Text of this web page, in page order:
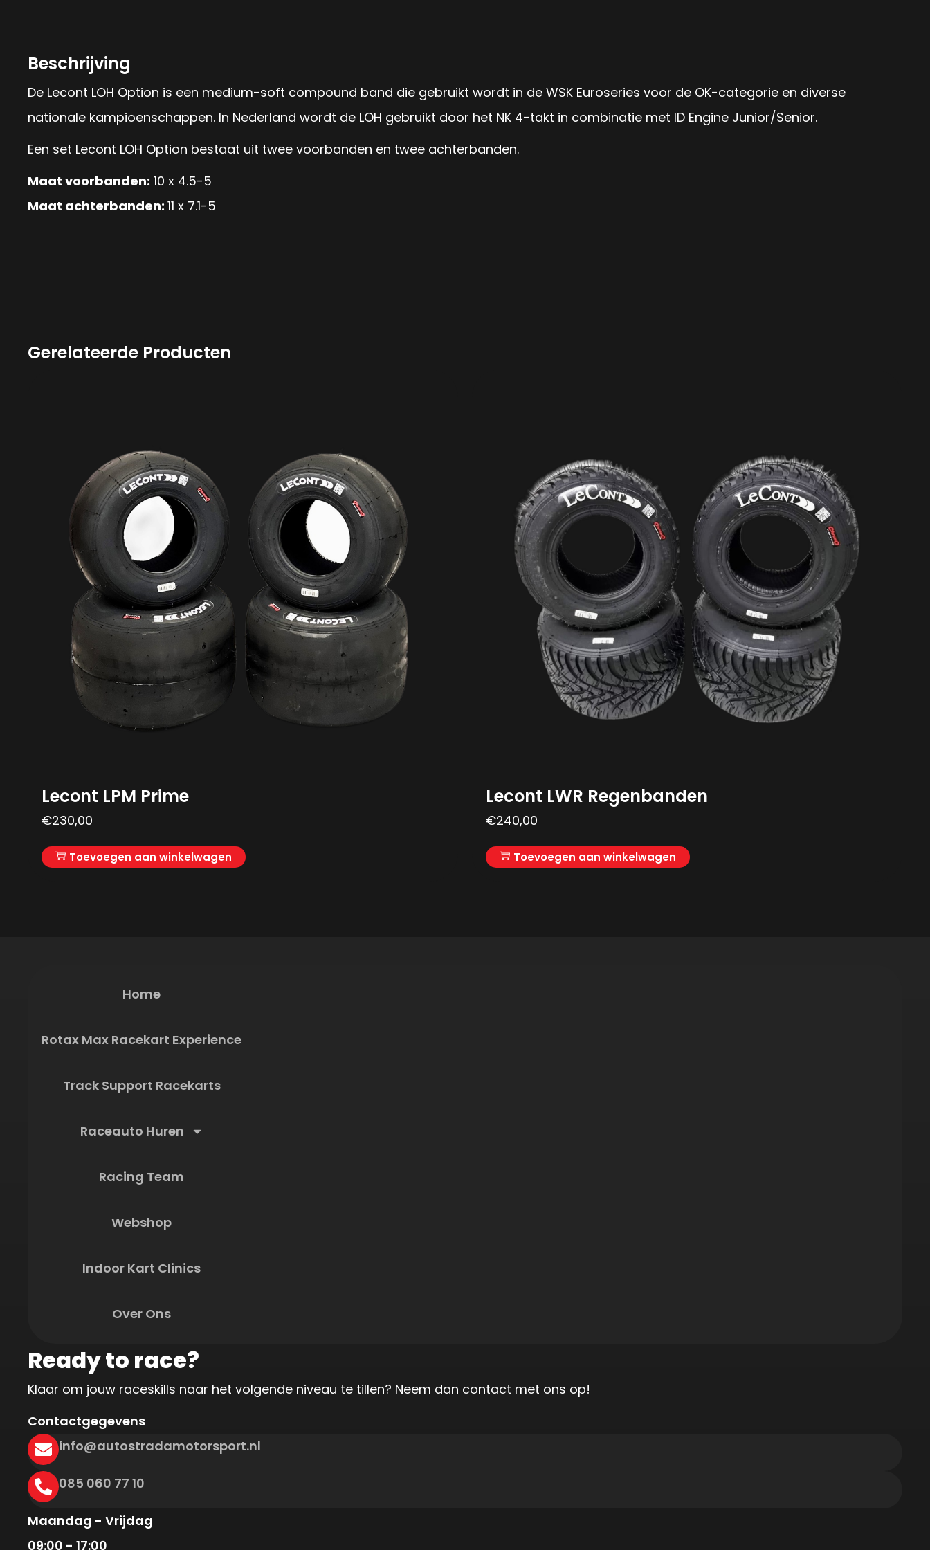
Beschrijving
De Lecont LOH Option is een medium-soft compound band die gebruikt wordt in de WSK Euroseries voor de OK-categorie en diverse
nationale kampioenschappen. In Nederland wordt de LOH gebruikt door het NK 4-takt in combinatie met ID Engine Junior/Senior.
Een set Lecont LOH Option bestaat uit twee voorbanden en twee achterbanden.
Maat voorbanden: 10 x 4.5-5
Maat achterbanden: 11 x 7.1-5
Gerelateerde Producten
Lecont LPM Prime
€230,00
Toevoegen aan winkelwagen
Lecont LWR Regenbanden
€240,00
Toevoegen aan winkelwagen
Home
Rotax Max Racekart Experience
Track Support Racekarts
Raceauto Huren
Racing Team
Webshop
Indoor Kart Clinics
Over Ons
Ready to race?
Klaar om jouw raceskills naar het volgende niveau te tillen? Neem dan contact met ons op!
Contactgegevens
info@autostradamotorsport.nl
085 060 77 10
Maandag - Vrijdag
09:00 - 17:00